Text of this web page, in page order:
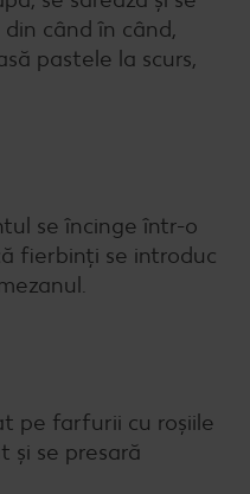
când în când,
pastele la scurs,
se încinge într-o
fierbinți se introduc
pe farfurii cu roșiile
și se presară